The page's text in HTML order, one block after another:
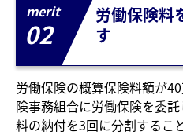
merit
02
労働保険料
す
労働保険の概算保険料額が
険事務組合に労働保険を委
料の納付を3回に分割するこ